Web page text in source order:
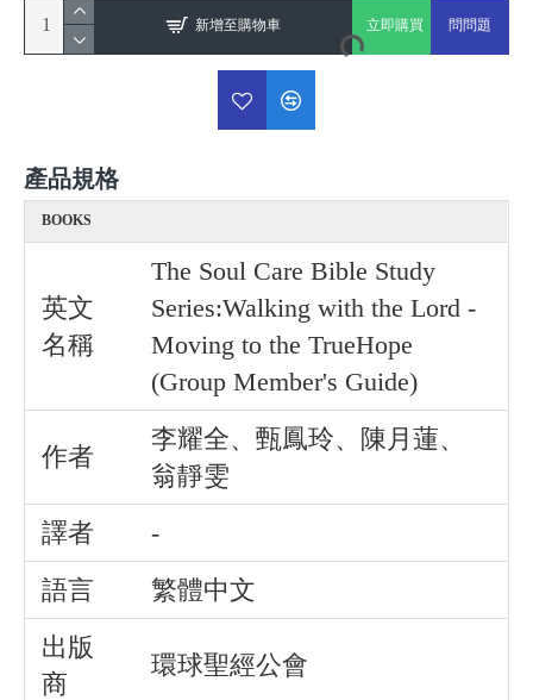
產品規格
BOOKS
英文
名稱
The Soul Care Bible Study
Series:Walking with the Lord -
Moving to the TrueHope
(Group Member's Guide)
作者
李耀全、甄鳳玲、陳月蓮、
翁靜雯
譯者
-
語言
繁體中文
出版
商
環球聖經公會
新增至購物車 立即購買 問問題